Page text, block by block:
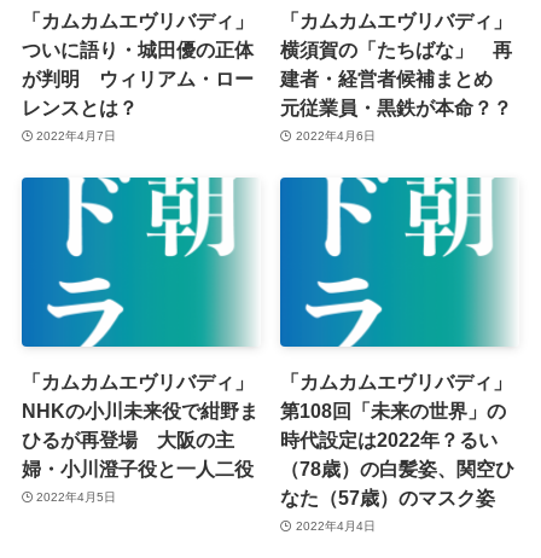
「カムカムエヴリバディ」
ついに語り・城田優の正体
が判明 ウィリアム・ロー
レンスとは？
2022年4月7日
「カムカムエヴリバディ」
横須賀の「たちばな」 再
建者・経営者候補まとめ
元従業員・黒鉄が本命？？
2022年4月6日
「カムカムエヴリバディ」
NHKの小川未来役で紺野ま
ひるが再登場 大阪の主
婦・小川澄子役と一人二役
2022年4月5日
「カムカムエヴリバディ」
第108回「未来の世界」の
時代設定は2022年？るい
（78歳）の白髪姿、関空ひ
なた（57歳）のマスク姿
2022年4月4日